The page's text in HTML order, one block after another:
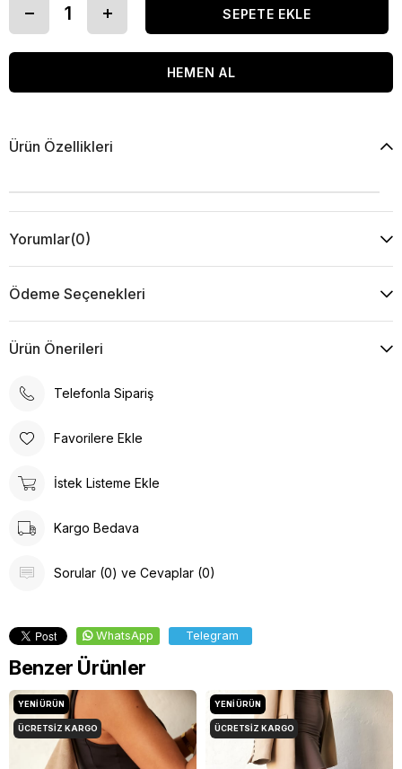
Ürün Özellikleri
Yorumlar(0)
Ödeme Seçenekleri
Ürün Önerileri
Telefonla Sipariş
Favorilere Ekle
İstek Listeme Ekle
Kargo Bedava
Sorular (0) ve Cevaplar (0)
WhatsApp Telegram
Benzer Ürünler
YENI ÜRÜN
ÜCRETSIZ KARGO
YENI ÜRÜN
ÜCRETSIZ KARGO